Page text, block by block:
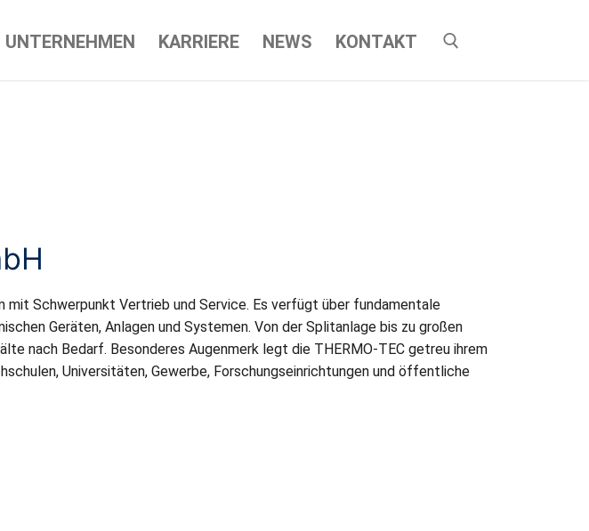
UNTERNEHMEN KARRIERE NEWS KONTAKT
mit Schwerpunkt Vertrieb und Service. Es verfügt über fundamentale
Geräten, Anlagen und Systemen. Von der Splitanlage bis zu großen
nach Bedarf. Besonderes Augenmerk legt die THERMO-TEC getreu ihrem
Universitäten, Gewerbe, Forschungseinrichtungen und öffentliche